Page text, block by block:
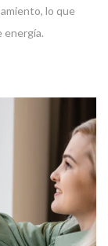
lo que
energía.